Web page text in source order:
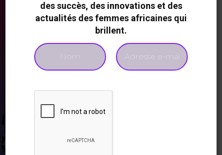
pour la Paix en Casamance distinguée
des succès, des innovations et des
actualités des femmes africaines qui
brillent.